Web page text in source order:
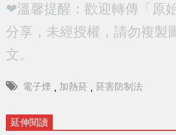
❤溫馨提醒：歡迎轉傳「原
分享，未經授權，請勿複製
文。
電子煙 , 加熱菸 , 菸害防制法
延伸閱讀